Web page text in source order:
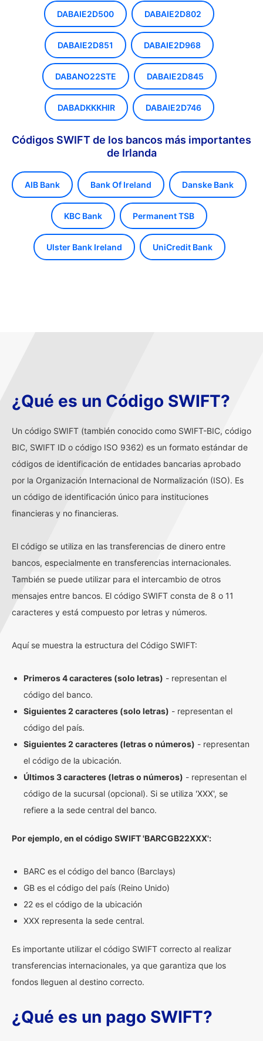
DABAIE2D500 DABAIE2D802
DABAIE2D851 DABAIE2D968
DABANO22STE DABAIE2D845
DABADKKKHIR DABAIE2D746
Códigos SWIFT de los bancos más importantes
de Irlanda
AIB Bank Bank Of Ireland Danske Bank
KBC Bank Permanent TSB
Ulster Bank Ireland UniCredit Bank
¿Qué es un Código SWIFT?
Un código SWIFT (también conocido como SWIFT-BIC, código
BIC, SWIFT ID o código ISO 9362) es un formato estándar de
códigos de identificación de entidades bancarias aprobado
por la Organización Internacional de Normalización (ISO). Es
un código de identificación único para instituciones
financieras y no financieras.
El código se utiliza en las transferencias de dinero entre
bancos, especialmente en transferencias internacionales.
También se puede utilizar para el intercambio de otros
mensajes entre bancos. El código SWIFT consta de 8 o 11
caracteres y está compuesto por letras y números.
Aquí se muestra la estructura del Código SWIFT:
Primeros 4 caracteres (solo letras) - representan el
código del banco.
Siguientes 2 caracteres (solo letras) - representan el
código del país.
Siguientes 2 caracteres (letras o números) - representan
el código de la ubicación.
Últimos 3 caracteres (letras o números) - representan el
código de la sucursal (opcional). Si se utiliza 'XXX', se
refiere a la sede central del banco.
Por ejemplo, en el código SWIFT 'BARCGB22XXX':
BARC es el código del banco (Barclays)
GB es el código del país (Reino Unido)
22 es el código de la ubicación
XXX representa la sede central.
Es importante utilizar el código SWIFT correcto al realizar
transferencias internacionales, ya que garantiza que los
fondos lleguen al destino correcto.
¿Qué es un pago SWIFT?